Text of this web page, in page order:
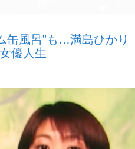
手が証言した“NPB聞...
缶風呂”も…満島ひか
優人生